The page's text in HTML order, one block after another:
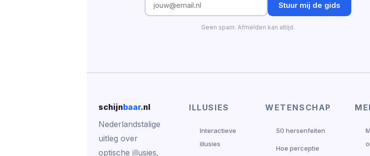
Stuur mij de gids
Geen spam. Afmelden kan altijd.
schijnbaar.nl
Nederlandstalige
uitleg over
optische illusies,
ILLUSIES
Interactieve
illusies
WETENSCHAP
50 hersenfeiten
Hoe perceptie